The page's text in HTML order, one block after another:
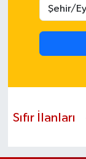
Sıfır İlanları